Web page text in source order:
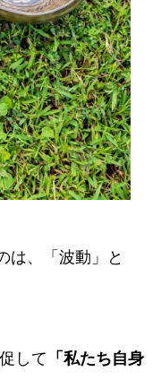
は、「波動」と
して 「私たち自身